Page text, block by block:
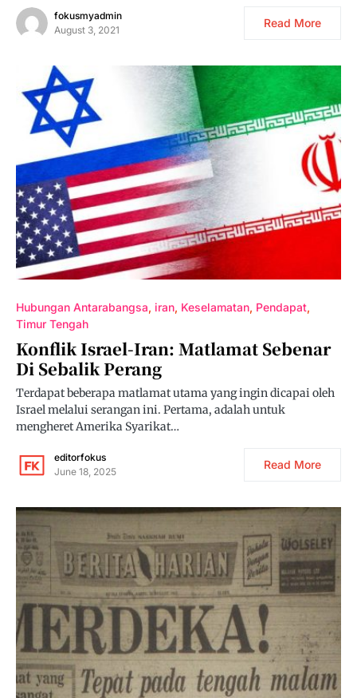
fokusmyadmin
August 3, 2021
Read More
Hubungan Antarabangsa iran Keselamatan Pendapat
Timur Tengah
Konflik Israel-Iran: Matlamat Sebenar
Di Sebalik Perang
Terdapat beberapa matlamat utama yang ingin dicapai oleh
Israel melalui serangan ini. Pertama, adalah untuk
mengheret Amerika Syarikat…
editorfokus
June 18, 2025
Read More